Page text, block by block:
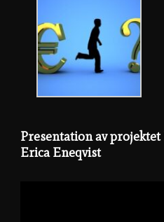
Presentation av
Erica Eneqvist